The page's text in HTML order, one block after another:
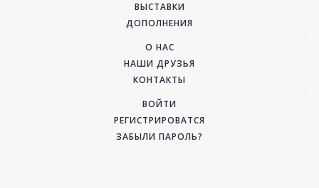
ВЫСТАВКИ
ДОПОЛНЕНИЯ
О НАС
НАШИ ДРУЗЬЯ
КОНТАКТЫ
ВОЙТИ
РЕГИСТРИРОВАТСЯ
ЗАБЫЛИ ПАРОЛЬ?